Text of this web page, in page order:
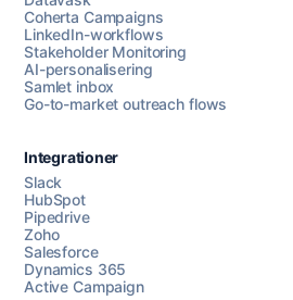
Chat med os
Coherta Campaigns
LinkedIn-workflows
Stakeholder Monitoring
AI-personalisering
Samlet inbox
Go-to-market outreach flows
Integrationer
Slack
HubSpot
Pipedrive
Zoho
Salesforce
Dynamics 365
Active Campaign